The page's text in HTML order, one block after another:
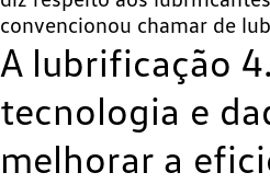
convencionou chamar de
A lubrificação
tecnologia e
melhorar a